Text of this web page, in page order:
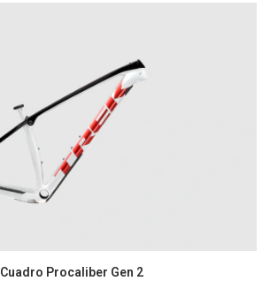
Cuadro Procaliber Gen 2